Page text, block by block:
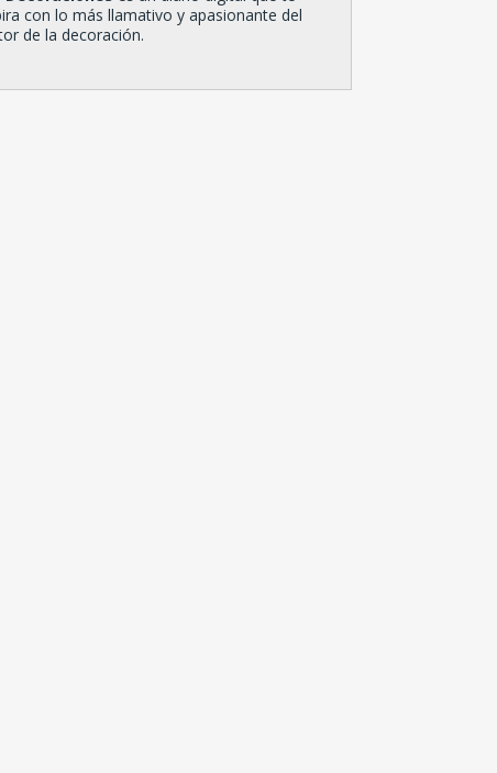
con lo más llamativo y apasionante del
de la decoración.